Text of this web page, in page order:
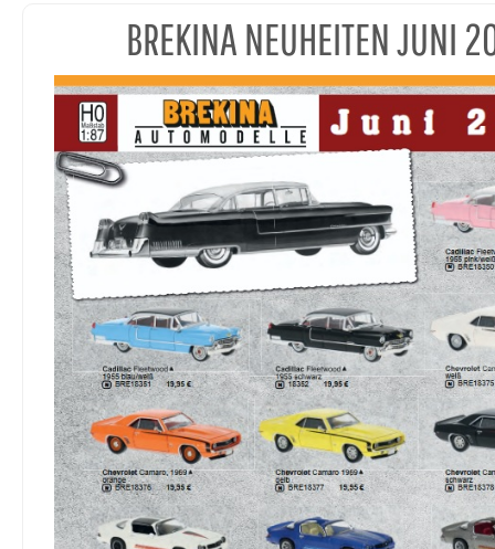
BREKINA NEUHEITEN JUNI